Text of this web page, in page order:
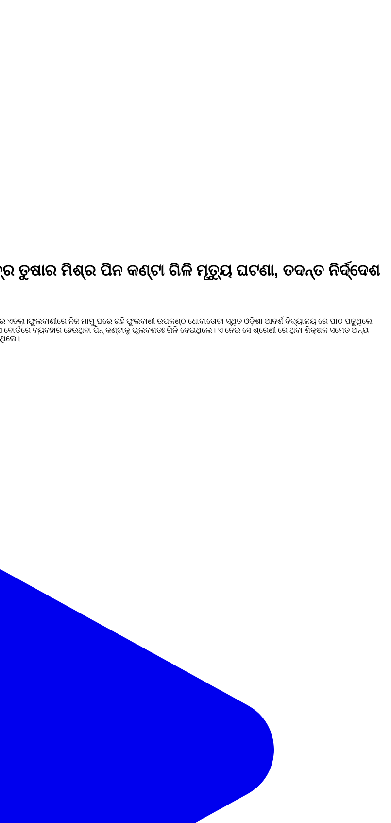
ତୁଷାର ମିଶ୍ର ପିନ କଣ୍ଟା ଗିଳି ମୃତ୍ୟୁ ଘଟଣା, ତଦନ୍ତ ନିର୍ଦ୍ଦେଶ
ଏତଲା।ଫୁଲବାଣୀରେ ନିଜ ମାମୁ ଘରେ ରହି ଫୁଲବାଣୀ ଉପକଣ୍ଠ ଧୋବାତୋଟା ସ୍ଥିତ ଓଡ଼ିଶା ଆଦର୍ଶ ବିଦ୍ୟାଳୟ ରେ ପାଠ ପଢୁଥିଲେ
ବୋର୍ଡରେ ବ୍ୟବହାର ହେଉଥିବା ପିନ୍ କଣ୍ଟାକୁ ଭୂଲବଶତଃ ଗିଳି ଦେଇଥିଲେ। ଏ ନେଇ ସେ ଶ୍ରେଣୀ ରେ ଥିବା ଶିକ୍ଷକ ସମେତ ଅନ୍ୟ